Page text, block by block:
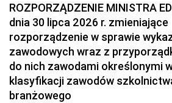
ROZPORZĄDZENIE MINISTRA
dnia 30 lipca 2026 r. zmieniające
rozporządzenie w sprawie
zawodowych wraz z
do nich zawodami określonymi
klasyfikacji zawodów
branżowego